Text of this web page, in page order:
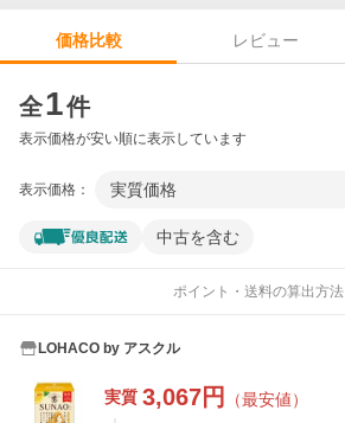
価格比較 レビュー
全1件
表示価格が安い順に表示しています
表示価格： 実質価格
中古を含む
ポイント・送料の算出方法
LOHACO by アスクル
実質 3,067円 （最安値）